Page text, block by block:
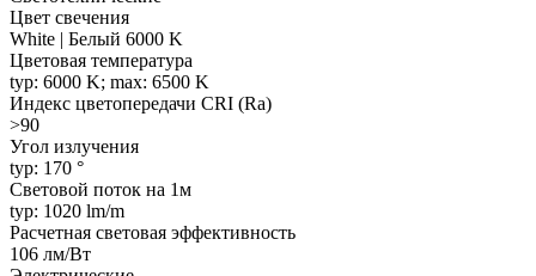
Цвет свечения
White | Белый 6000 K
Цветовая температура
typ: 6000 K; max: 6500 K
Индекс цветопередачи CRI (Ra)
>90
Угол излучения
typ: 170 °
Световой поток на 1м
typ: 1020 lm/m
Расчетная световая эффективность
106 лм/Вт